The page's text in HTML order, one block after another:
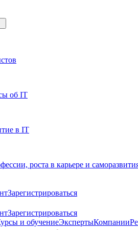
об IT
в IT
роста в карьере и
Зарегистрироваться
Зарегистрироваться
и обучениеЭкспертыКомпании